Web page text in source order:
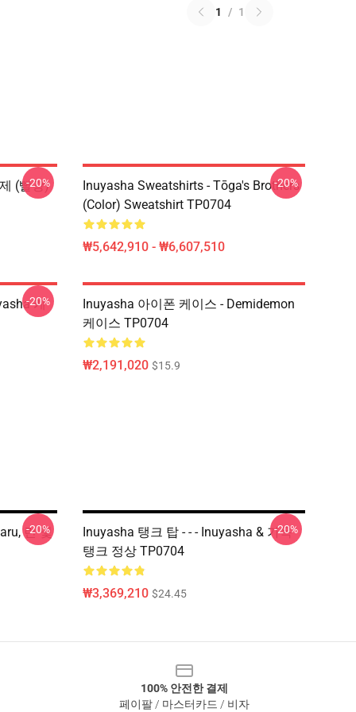
1 / 1
(빨강)
-20%
Inuyasha Sweatshirts - Tōga's Brothers
(color) Sweatshirt TP0704
₩5,642,910 - ₩6,607,510
-20%
케
-20%
Inuyasha 아이폰 케이스 - Demidemon
케이스 TP0704
₩2,191,020 $15.9
린 및
-20%
Inuyasha 탱크 탑 - - - Inuyasha & 가옥
탱크 정상 TP0704
₩3,369,210 $24.45
-20%
100% 안전한 결제
페이팔 / 마스터카드 / 비자